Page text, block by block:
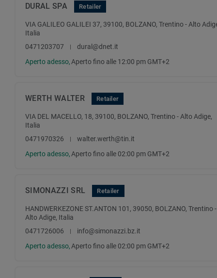
DURAL SPA Retailer
VIA GALILEO GALILEI 37, 39100, BOLZANO, Trentino - Alto
Italia
0471203707
dural@dnet.it
Aperto adesso, Aperto fino alle 12:00 pm GMT+2
WERTH WALTER Retailer
VIA DEL MACELLO, 18, 39100, BOLZANO, Trentino - Alto Adige,
Italia
0471970326
walter.werth@tin.it
Aperto adesso, Aperto fino alle 02:00 pm GMT+2
SIMONAZZI SRL Retailer
HANDWERKEZONE ST.ANTON 101, 39050, BOLZANO, Trentino -
Alto Adige, Italia
0471726006
info@simonazzi.bz.it
Aperto adesso, Aperto fino alle 02:00 pm GMT+2